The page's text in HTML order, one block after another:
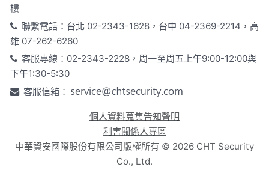
樓
聯繫電話：台北 02-2343-1628，台中 04-2369-2214，高
雄 07-262-6260
客服專線：02-2343-2228，周一至周五上午9:00-12:00與
下午1:30-5:30
客服信箱：
個人資料蒐集告知聲明
利害關係人專區
中華資安國際股份有限公司版權所有 © 2026 CHT Security
Co., Ltd.